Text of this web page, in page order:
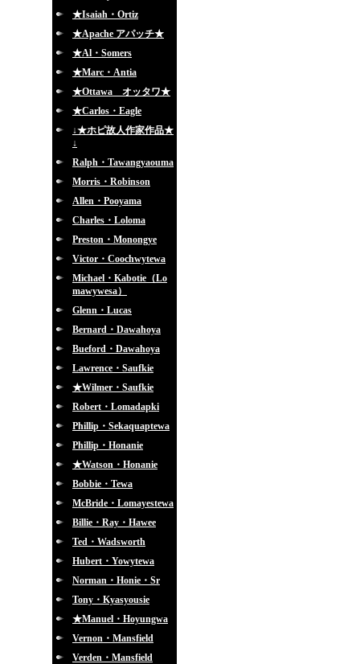
★Isaiah・Ortiz
★Apache アパッチ★
★Al・Somers
★Marc・Antia
★Ottawa オッタワ★
★Carlos・Eagle
↓★ホピ故人作家作品★
↓
Ralph・Tawangyaouma
Morris・Robinson
Allen・Pooyama
Charles・Loloma
Preston・Monongye
Victor・Coochwytewa
Michael・Kabotie（Lo
mawywesa）
Glenn・Lucas
Bernard・Dawahoya
Bueford・Dawahoya
Lawrence・Saufkie
★Wilmer・Saufkie
Robert・Lomadapki
Phillip・Sekaquaptewa
Phillip・Honanie
★Watson・Honanie
Bobbie・Tewa
McBride・Lomayestewa
Billie・Ray・Hawee
Ted・Wadsworth
Hubert・Yowytewa
Norman・Honie・Sr
Tony・Kyasyousie
★Manuel・Hoyungwa
Vernon・Mansfield
Verden・Mansfield